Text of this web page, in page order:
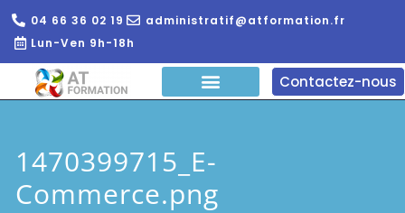
04 66 36 02 19
administratif@atformation.fr
Lun-Ven 9h-18h
Contactez-nous
1470399715_E-
Commerce.png